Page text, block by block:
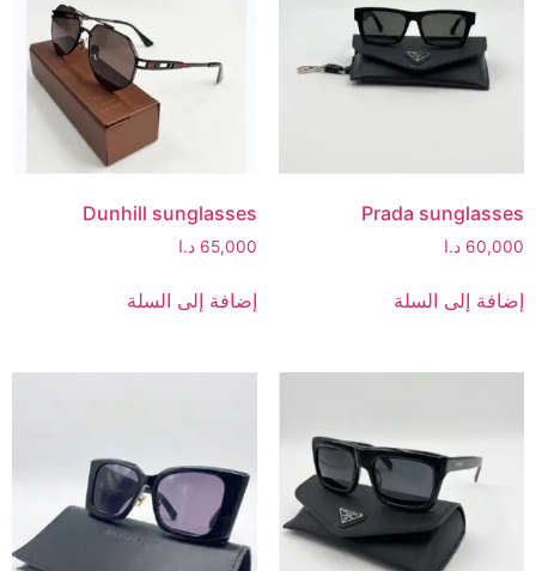
Prada sunglasses
60,000 د.ا
إضافة إلى السلة
Dunhill sunglasses
65,000 د.ا
إضافة إلى السلة